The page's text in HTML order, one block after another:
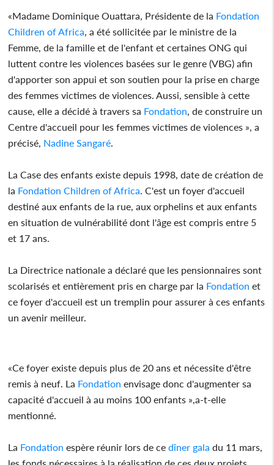
«Madame Dominique Ouattara, Présidente de la Fondation
Children of Africa , a été sollicitée par le ministre de la
Femme, de la famille et de l'enfant et certaines ONG qui
luttent contre les violences basées sur le genre (VBG) afin
d'apporter son appui et son soutien pour la prise en charge
des femmes victimes de violences. Aussi, sensible à cette
cause, elle a décidé à travers sa Fondation , de construire un
Centre d'accueil pour les femmes victimes de violences », a
précisé, Nadine Sangaré
La Case des enfants existe depuis 1998, date de création de
la Fondation Children of Africa . C'est un foyer d'accueil
destiné aux enfants de la rue, aux orphelins et aux enfants
en situation de vulnérabilité dont l'âge est compris entre 5
et 17 ans.
La Directrice nationale a déclaré que les pensionnaires sont
scolarisés et entièrement pris en charge par la Fondation et
ce foyer d'accueil est un tremplin pour assurer à ces enfants
un avenir meilleur.
«Ce foyer existe depuis plus de 20 ans et nécessite d'être
remis à neuf. La Fondation envisage donc d'augmenter sa
capacité d'accueil à au moins 100 enfants »,a-t-elle
mentionné.
La Fondation espère réunir lors de cedîner gala du 11 mars,